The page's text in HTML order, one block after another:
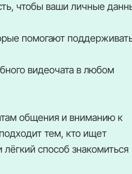
чтобы ваши личные
помогают
видеочата в любом
общения и вниманию к
тем, кто ищет
способ знакомиться